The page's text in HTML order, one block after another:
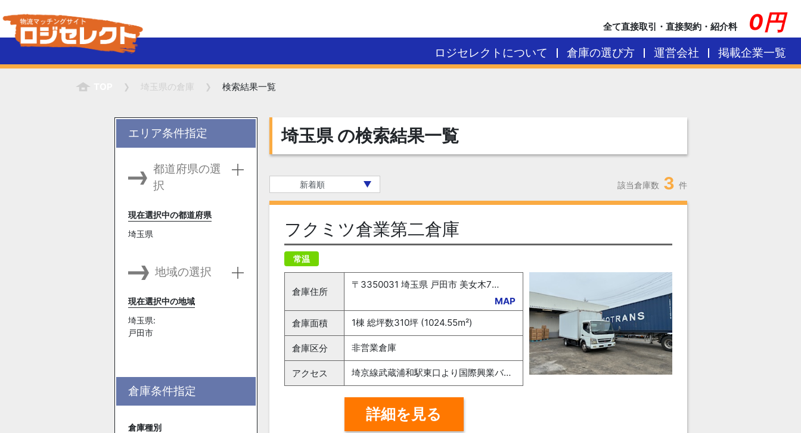
全て直接取引・直接契約・紹介料 0円
ロジセレクトについて 倉庫の選び方 運営会社 掲載企業一覧
埼玉県の倉庫 検索結果一覧
エリア条件指定
都道府県の選
択
現在選択中の都道府県
埼玉県
地域の選択
現在選択中の地域
埼玉県:
戸田市
倉庫条件指定
倉庫種別
埼玉県 の検索結果一覧
該当倉庫数 3 件
フクミツ倉業第二倉庫
常温
倉庫住所
〒3350031 埼玉県 戸田市 美女木7-14-5
MAP
倉庫面積
1棟 総坪数310坪 (1024.55m²)
倉庫区分 非営業倉庫
アクセス 埼京線武蔵浦和駅東口より国際興業バス2番乗場-武浦01下笹目行～約15分彩湖道満グリンパーク入口下車～進行方向逆徒歩1分右手
詳細を見る